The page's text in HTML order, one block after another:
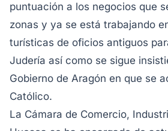
puntuación a los negocios que
zonas y ya se está trabajando
turísticas de oficios antiguos
Judería así como se sigue
Gobierno de Aragón en que se
Católico.
La Cámara de Comercio,